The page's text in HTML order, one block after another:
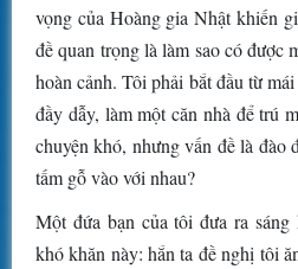
vọng của Hoàng gia Nhật khiến
đề quan trọng là làm sao có được
hoàn cảnh. Tôi phải bắt đầu từ
đầy dẫy, làm một căn nhà để trú
chuyện khó, nhưng vấn đề là đào
tấm gỗ vào với nhau?
Một đứa bạn của tôi đưa ra
khó khăn này: hắn ta đề nghị tôi